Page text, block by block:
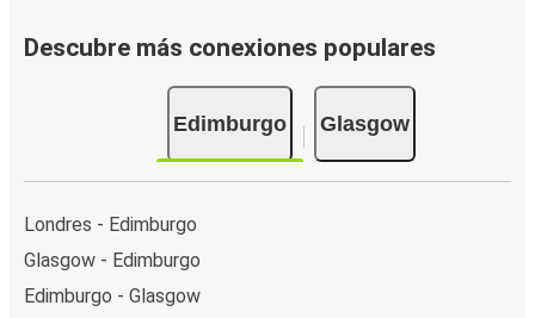
Descubre más conexiones populares
Edimburgo Glasgow
Londres - Edimburgo
Glasgow - Edimburgo
Edimburgo - Glasgow